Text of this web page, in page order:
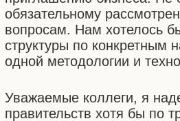
обязательному
вопросам. Нам хотелось
структуры по конкретным
одной методологии и
Уважаемые коллеги, я
правительств хотя бы по